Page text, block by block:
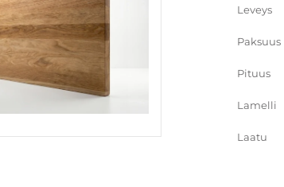
Leveys
Paksuus
Pituus
Lamelli
Laatu